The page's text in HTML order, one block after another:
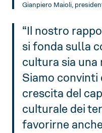
Gianpiero Maioli,
“Il nostro
si fonda sulla
cultura sia una
Siamo
crescita del
culturale dei
favorirne